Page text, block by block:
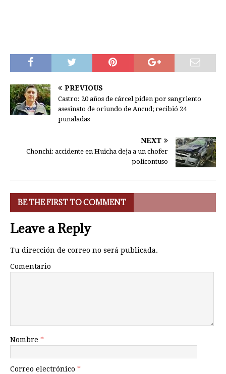
PREVIOUS
Castro: 20 años de cárcel piden por sangriento
asesinato de oriundo de Ancud; recibió 24
puñaladas
NEXT
Chonchi: accidente en Huicha deja a un chofer
policontuso
BE THE FIRST TO COMMENT
Leave a Reply
Tu dirección de correo no será publicada.
Comentario
Nombre *
Correo electrónico *